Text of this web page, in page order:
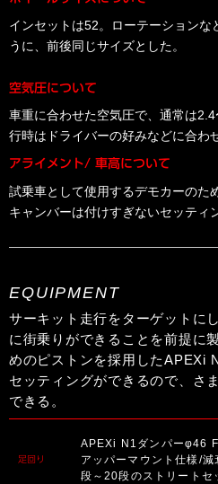
インセットは52。ローテーションな
うに、前後同じサイズとした。
空気圧について
車重に合わせた空気圧で、通常は
行時はドライバーの好みなどに合わ
アライメント/ 車高について
試乗車として使用するデモカーのた
キャンバーは付けすぎないセッティ
EQUIPMENT
サーキット走行をターゲットに
に街乗りができることを前提に
めのピストンを採用したAPEXi
セッティングができるので、さ
できる。
足回り
APEXi N1ダンパーφ46
アッパーマウント仕様/
段～20段のストリートセ